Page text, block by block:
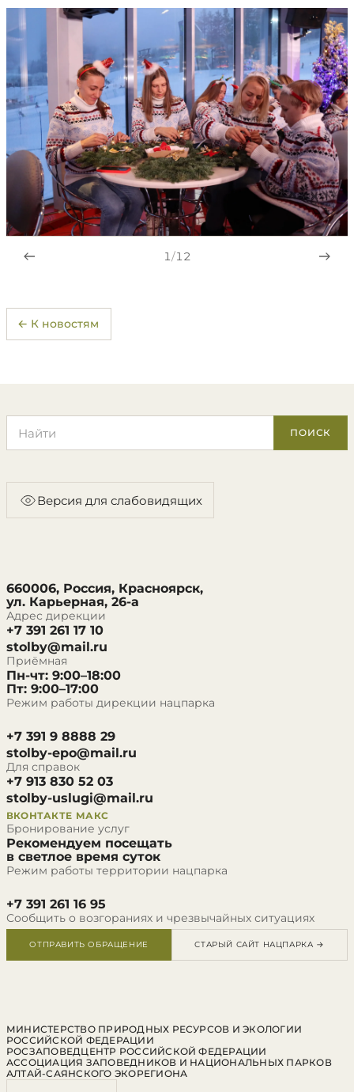
1/12
← К новостям
ПОИСК
Версия для слабовидящих
660006, Россия, Красноярск,
ул. Карьерная, 26-а
Адрес дирекции
+7 391 261 17 10
stolby@mail.ru
Приёмная
Пн-чт: 9:00–18:00
Пт: 9:00–17:00
Режим работы дирекции нацпарка
+7 391 9 8888 29
stolby-epo@mail.ru
Для справок
+7 913 830 52 03
stolby-uslugi@mail.ru
ВКОНТАКТЕ МАКС
Бронирование услуг
Рекомендуем посещать
в светлое время суток
Режим работы территории нацпарка
+7 391 261 16 95
Сообщить о возгораниях и чрезвычайных ситуациях
ОТПРАВИТЬ ОБРАЩЕНИЕ СТАРЫЙ САЙТ НАЦПАРКА →
МИНИСТЕРСТВО ПРИРОДНЫХ РЕСУРСОВ И ЭКОЛОГИИ
РОССИЙСКОЙ ФЕДЕРАЦИИ
РОСЗАПОВЕДЦЕНТР РОССИЙСКОЙ ФЕДЕРАЦИИ
АССОЦИАЦИЯ ЗАПОВЕДНИКОВ И НАЦИОНАЛЬНЫХ ПАРКОВ
АЛТАЙ-САЯНСКОГО ЭКОРЕГИОНА